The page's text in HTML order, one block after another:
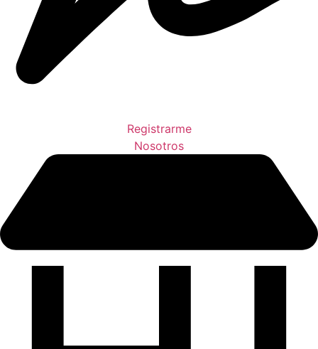
Registrarme
Nosotros